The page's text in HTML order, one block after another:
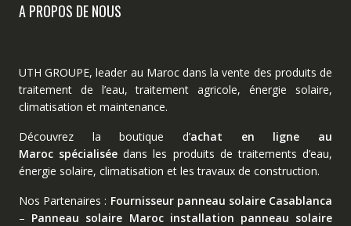
A PROPOS DE NOUS
UTH GROUPE, leader au Maroc dans la vente des produits de
traitement de l’eau, traitement agricole, énergie solaire,
climatisation et maintenance.
Découvrez la boutique d’achat en ligne au
Maroc spécialiséedans les produits de traitements d’eau,
énergie solaire, climatisation et les travaux de construction.
Nos Partenaires : Fournisseur panneau solaire Casablanca
– Panneau solaire Maroc installation panneau solaire